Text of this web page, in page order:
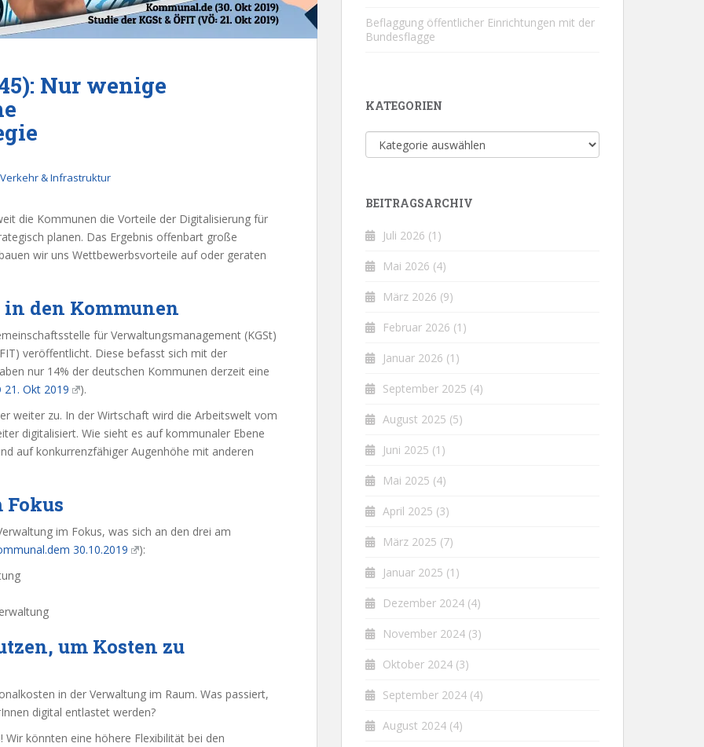
Nur wenige
Verkehr & Infrastruktur
die Kommunen die Vorteile der Digitalisierung für
planen. Das Ergebnis offenbart große
wir uns Wettbewerbsvorteile auf oder geraten
den Kommunen
für Verwaltungsmanagement (KGSt)
veröffentlicht. Diese befasst sich mit der
nur 14% der deutschen Kommunen derzeit eine
21. Okt 2019
).
weiter zu. In der Wirtschaft wird die Arbeitswelt vom
digitalisiert. Wie sieht es auf kommunaler Ebene
auf konkurrenzfähiger Augenhöhe mit anderen
im Fokus, was sich an den drei am
30.10.2019
):
um Kosten zu
in der Verwaltung im Raum. Was passiert,
digital entlastet werden?
könnten eine höhere Flexibilität bei den
Beflaggung öffentlicher Einrichtungen mit der
Bundesflagge
KATEGORIEN
Kategorien
BEITRAGSARCHIV
Juli 2026 (1)
Mai 2026 (4)
März 2026 (9)
Februar 2026 (1)
Januar 2026 (1)
September 2025 (4)
August 2025 (5)
Juni 2025 (1)
Mai 2025 (4)
April 2025 (3)
März 2025 (7)
Januar 2025 (1)
Dezember 2024 (4)
November 2024 (3)
Oktober 2024 (3)
September 2024 (4)
August 2024 (4)